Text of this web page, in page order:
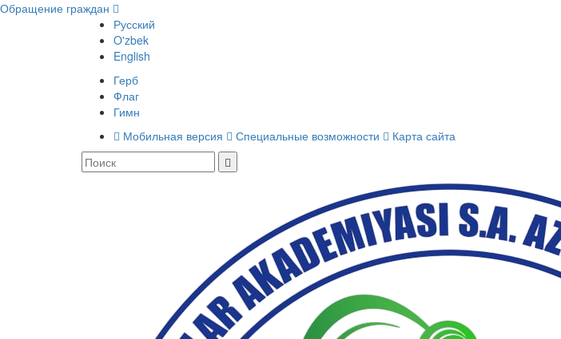
Обращение граждан
Русский
O'zbek
English
Герб
Флаг
Гимн
Мобильная версия
Специальные возможности Карта сайта